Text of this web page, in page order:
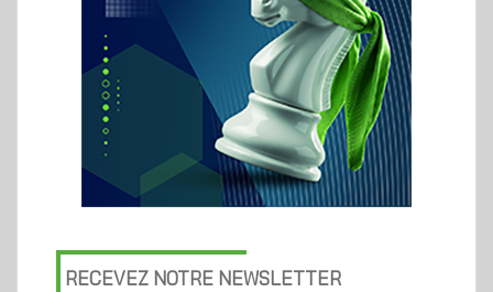
RECEVEZ NOTRE NEWSLETTER